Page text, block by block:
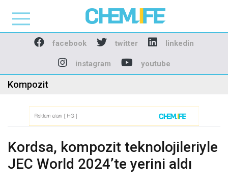
Chemlife - Basılı ve
facebook twitter linkedin
instagram youtube
Kompozit
Kordsa, kompozit teknolojileriyle
JEC World 2024’te yerini aldı